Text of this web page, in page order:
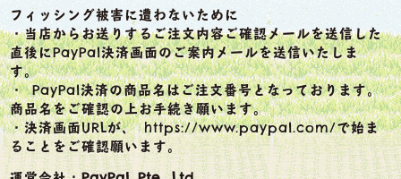
フィッシング被害に遭わないために
・当店からお送りするご注文内容ご確認メールを送信した
直後にPayPal決済画面のご案内メールを送信いたしま
す。
・ PayPal決済の商品名はご注文番号となっております。
商品名をご確認の上お手続き願います。
・決済画面URLが、 https://www.paypal.com/で始ま
ることをご確認願います。